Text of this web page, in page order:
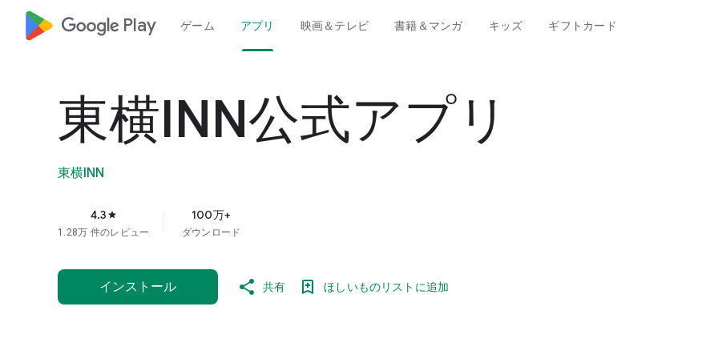
google_logo Play ゲーム アプリ 映画＆テレビ 書籍＆マンガ キッズ ギフトカード
東横INN公式アプリ
東横INN
4.3 star
1.28万 件のレビュー
100万+
ダウンロード
インストール 共有 ほしいものリストに追加